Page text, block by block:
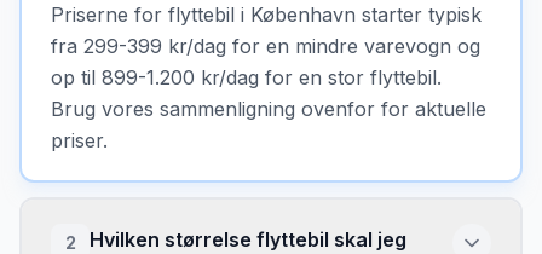
Priserne for flyttebil i København starter typisk
fra 299-399 kr/dag for en mindre varevogn og
op til 899-1.200 kr/dag for en stor flyttebil.
Brug vores sammenligning ovenfor for aktuelle
priser.
2
Hvilken størrelse flyttebil skal jeg